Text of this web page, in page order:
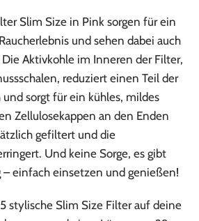
Slim Size in Pink sorgen für ein
und sehen dabei auch
Aktivkohle im Inneren der Filter,
reduziert einen Teil der
sorgt für ein kühles, mildes
Zellulosekappen an den Enden
gefiltert und die
Und keine Sorge, es gibt
einfach einsetzen und genießen!
stylische Slim Size Filter auf deine